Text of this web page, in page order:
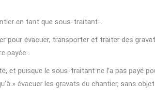
en tant que sous-traitant…
évacuer, transporter et traiter des
payée…
puisque le sous-traitant ne l’a pas payé
» évacuer les gravats du chantier, sans